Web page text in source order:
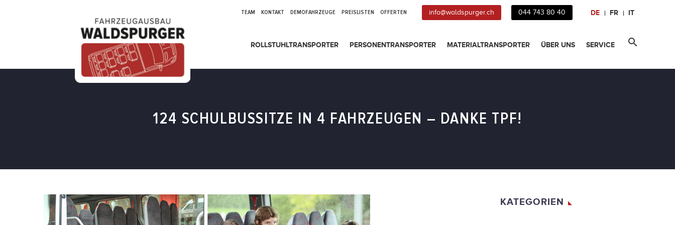
TEAM KONTAKT DEMOFAHRZEUGE PREISLISTEN OFFERTEN info@waldspurger.ch 044 743 80 40 DE FR IT
ROLLSTUHLTRANSPORTER PERSONENTRANSPORTER MATERIALTRANSPORTER ÜBER UNS SERVICE
124 SCHULBUSSITZE IN 4 FAHRZEUGEN – DANKE TPF!
KATEGORIEN